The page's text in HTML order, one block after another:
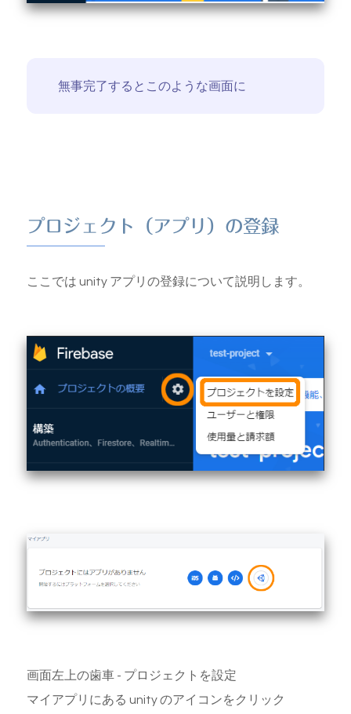
無事完了するとこのような画面に
プロジェクト（アプリ）の登録
ここでは unity アプリの登録について説明します。
画面左上の歯車 - プロジェクトを設定
マイアプリにある unity のアイコンをクリック